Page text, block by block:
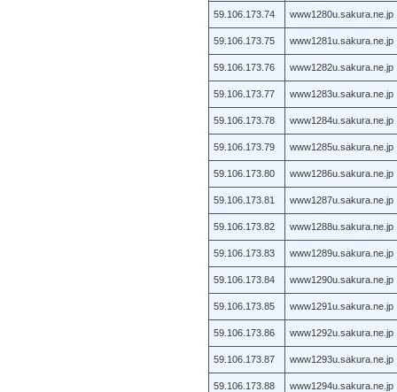
59.106.173.74 www1280u.sakura.ne.jp
59.106.173.75 www1281u.sakura.ne.jp
59.106.173.76 www1282u.sakura.ne.jp
59.106.173.77 www1283u.sakura.ne.jp
59.106.173.78 www1284u.sakura.ne.jp
59.106.173.79 www1285u.sakura.ne.jp
59.106.173.80 www1286u.sakura.ne.jp
59.106.173.81 www1287u.sakura.ne.jp
59.106.173.82 www1288u.sakura.ne.jp
59.106.173.83 www1289u.sakura.ne.jp
59.106.173.84 www1290u.sakura.ne.jp
59.106.173.85 www1291u.sakura.ne.jp
59.106.173.86 www1292u.sakura.ne.jp
59.106.173.87 www1293u.sakura.ne.jp
59.106.173.88 www1294u.sakura.ne.jp